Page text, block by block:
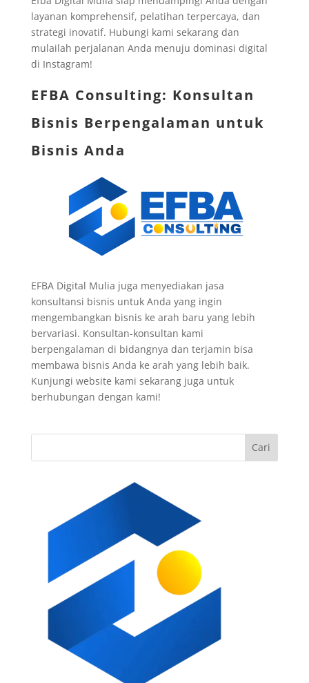
layanan komprehensif, pelatihan terpercaya, dan
strategi inovatif. Hubungi kami sekarang dan
mulailah perjalanan Anda menuju dominasi digital
di Instagram!
EFBA Consulting: Konsultan
Bisnis Berpengalaman untuk
Bisnis Anda
EFBA Digital Mulia juga menyediakan jasa
konsultansi bisnis untuk Anda yang ingin
mengembangkan bisnis ke arah baru yang lebih
bervariasi. Konsultan-konsultan kami
berpengalaman di bidangnya dan terjamin bisa
membawa bisnis Anda ke arah yang lebih baik.
Kunjungi website kami sekarang juga untuk
berhubungan dengan kami!
Cari